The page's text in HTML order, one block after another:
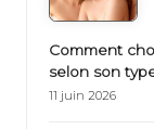
Comment
selon son
11 juin 2026